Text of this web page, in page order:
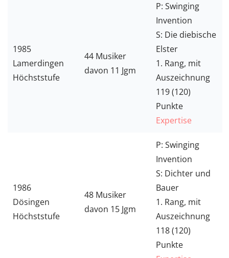
1985
Lamerdingen
Höchststufe
44 Musiker
davon 11 Jgm
P: Swinging
Invention
S: Die diebische
Elster
1. Rang, mit
Auszeichnung
119 (120)
Punkte
Expertise
1986
Dösingen
Höchststufe
48 Musiker
davon 15 Jgm
P: Swinging
Invention
S: Dichter und
Bauer
1. Rang, mit
Auszeichnung
118 (120)
Punkte